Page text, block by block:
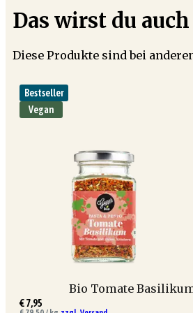
Das wirst du
Diese Produkte sind bei
Bestseller
Vegan
Bio Tomate
€ 7,95